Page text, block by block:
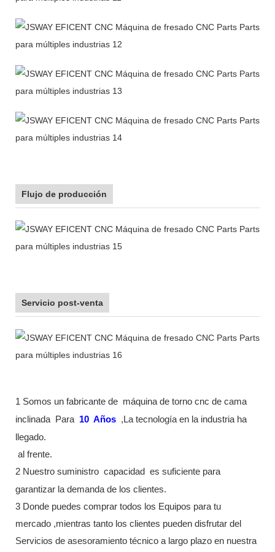
Flujo de producción
Servicio post-venta
1 Somos un fabricante de máquina de torno cnc de cama
inclinada
Para 10 Años ,La tecnología en la industria ha
llegado.
al frente.
2 Nuestro suministro capacidad
es suficiente para
garantizar la demanda de los clientes.
3 Donde puedes comprar todos los Equipos para tu
mercado ,mientras tanto los clientes pueden disfrutar del
Servicios de asesoramiento técnico a largo plazo en nuestra